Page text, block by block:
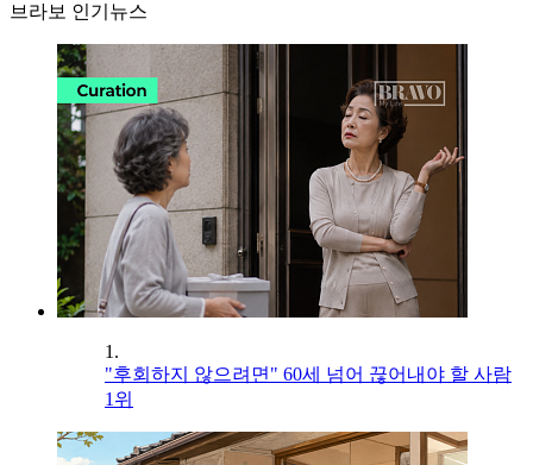
브라보 인기뉴스
1.
"후회하지 않으려면" 60세 넘어 끊어내야 할 사람
1위